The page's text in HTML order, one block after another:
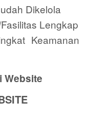
Dikelola
Lengkap
Keamanan
Website